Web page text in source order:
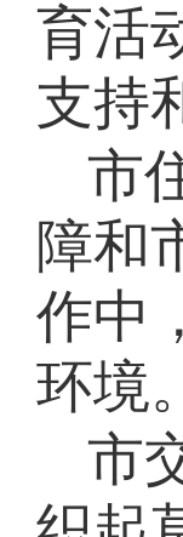
育活
支持
市
障和
作中
环境
市